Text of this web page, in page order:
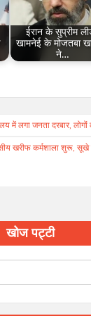
ईरान के सुप्रीम
खामनेई के मोजतबा
ने…
में लगा जनता दरबार,
खरीफ कर्मशाला शुरू,
खोज पट्टी